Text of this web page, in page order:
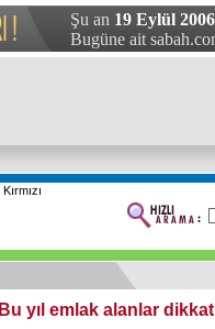
Şu an 19 Eylül 2006
Bugüne ait
Bu yıl emlak alanlar